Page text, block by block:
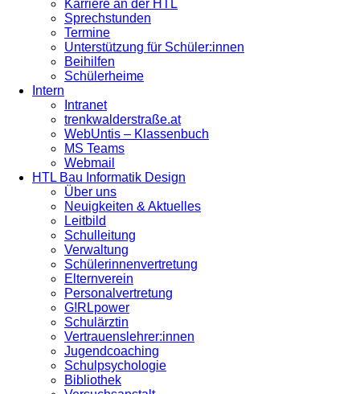
Karriere an der HTL
Sprechstunden
Termine
Unterstützung für Schüler:innen
Beihilfen
Schülerheime
Intern
Intranet
trenkwalderstraße.at
WebUntis – Klassenbuch
MS Teams
Webmail
HTL Bau Informatik Design
Über uns
Neuigkeiten & Aktuelles
Leitbild
Schulleitung
Verwaltung
Schülerinnenvertretung
Elternverein
Personalvertretung
G!RLpower
Schulärztin
Vertrauenslehrer:innen
Jugendcoaching
Schulpsychologie
Bibliothek